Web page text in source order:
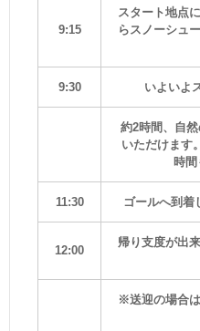
9:15
スタート地点
らスノーシュ
9:30 いよいよ
約2時間、自
いただけます
時
11:30 ゴールへ到着
12:00
帰り支度が出
※送迎の場合